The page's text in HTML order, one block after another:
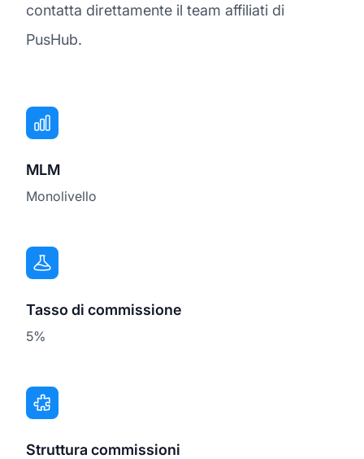
contatta direttamente il team affiliati di
PusHub.
MLM
Monolivello
Tasso di commissione
5%
Struttura commissioni